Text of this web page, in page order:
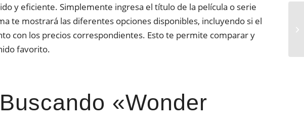
y eficiente. Simplemente ingresa el título de la película o serie
te mostrará las diferentes opciones disponibles, incluyendo si el
con los precios correspondientes. Esto te permite comparar y
favorito.
«Wonder